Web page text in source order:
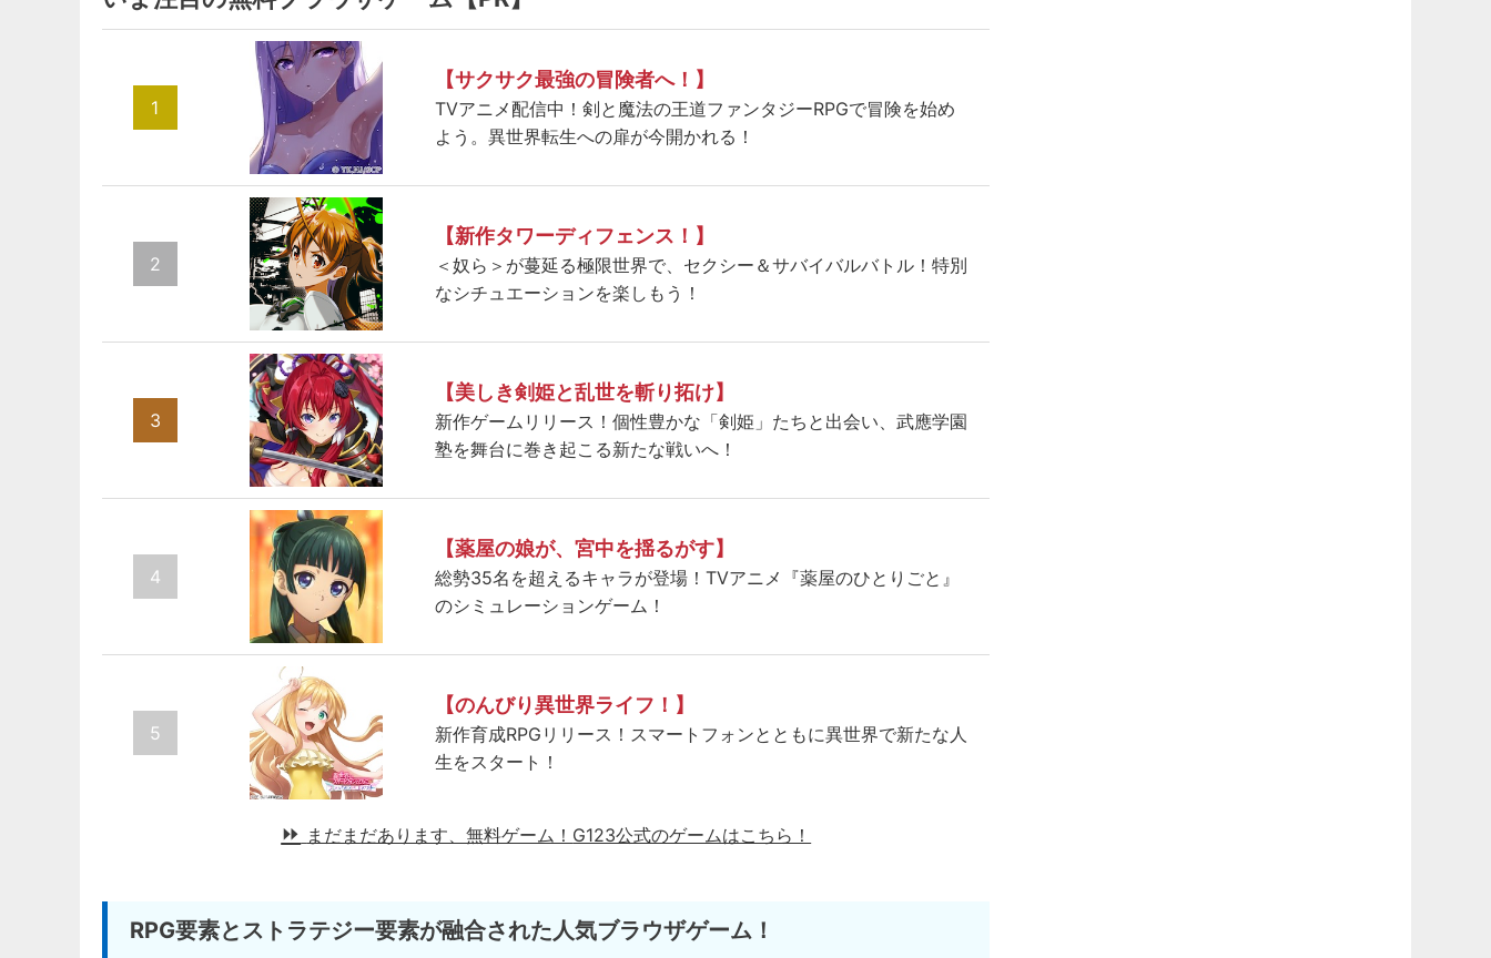
1
【サクサク最強の冒険者へ！】
TVアニメ配信中！剣と魔法の王道ファンタジーRPGで冒険を始め
よう。異世界転生への扉が今開かれる！
2
【新作タワーディフェンス！】
＜奴ら＞が蔓延る極限世界で、セクシー＆サバイバルバトル！特別
なシチュエーションを楽しもう！
3
【美しき剣姫と乱世を斬り拓け】
新作ゲームリリース！個性豊かな「剣姫」たちと出会い、武應学園
塾を舞台に巻き起こる新たな戦いへ！
4
【薬屋の娘が、宮中を揺るがす】
総勢35名を超えるキャラが登場！TVアニメ『薬屋のひとりごと』
のシミュレーションゲーム！
5
【のんびり異世界ライフ！】
新作育成RPGリリース！スマートフォンとともに異世界で新たな人
生をスタート！
まだまだあります、無料ゲーム！ G123公式のゲームはこちら！
RPG要素とストラテジー要素が融合された人気ブラウザゲーム！